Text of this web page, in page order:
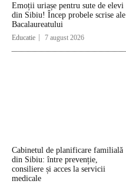
Emoții uriașe pentru sute de elevi
din Sibiu! Încep probele scrise ale
Bacalaureatului
Educatie 7 august 2026
Cabinetul de planificare familială
din Sibiu: între prevenție,
consiliere și acces la servicii
medicale